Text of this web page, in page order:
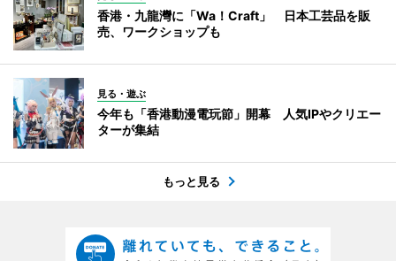
香港・九龍灣に「Wa！Craft」 日本工芸品を販
売、ワークショップも
見る・遊ぶ
今年も「香港動漫電玩節」開幕 人気IPやクリエー
ターが集結
もっと見る